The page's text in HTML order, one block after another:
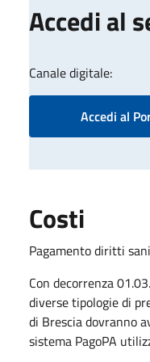
Accedi al
Canale digitale:
Accedi al
Costi
Pagamento diritti
Con decorrenza
diverse tipologie di
di Brescia dovranno
sistema PagoPA